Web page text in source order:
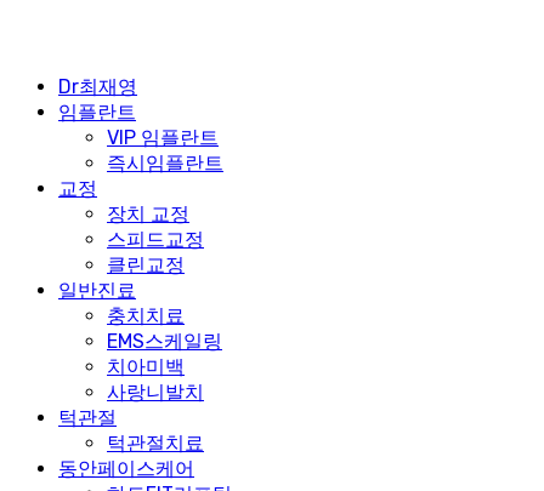
Dr최재영
임플란트
VIP 임플란트
즉시임플란트
교정
장치 교정
스피드교정
클린교정
일반진료
충치치료
EMS스케일링
치아미백
사랑니발치
턱관절
턱관절치료
동안페이스케어